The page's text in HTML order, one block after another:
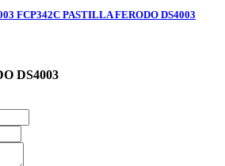
FCP342C PASTILLA FERODO DS4003
DS4003